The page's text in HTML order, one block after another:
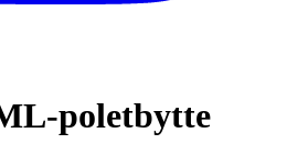
poletbytte